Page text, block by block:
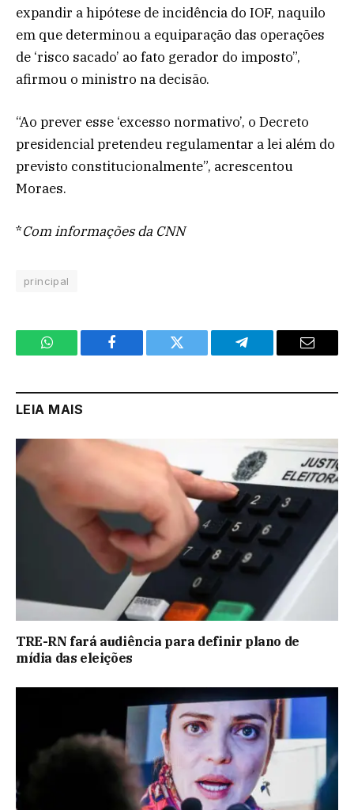
expandir a hipótese de incidência do IOF, naquilo
em que determinou a equiparação das operações
de ‘risco sacado’ ao fato gerador do imposto”,
afirmou o ministro na decisão.
“Ao prever esse ‘excesso normativo’, o Decreto
presidencial pretendeu regulamentar a lei além do
previsto constitucionalmente”, acrescentou
Moraes.
*Com informações da CNN
principal
WhatsApp Facebook Twitter Telegram Email
LEIA MAIS
TRE-RN fará audiência para definir plano de
mídia das eleições